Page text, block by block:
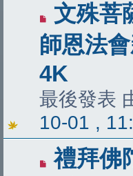
文殊菩
師恩法
4K
最後發表
10-01 ,
禮拜佛